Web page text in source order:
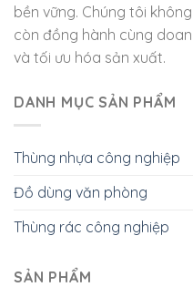
bền vững. Chúng tôi
còn đồng hành cùng
và tối ưu hóa sản xuất.
DANH MỤC SẢN PHẨM
Thùng nhựa công nghiệp
Đồ dùng văn phòng
Thùng rác công nghiệp
SẢN PHẨM